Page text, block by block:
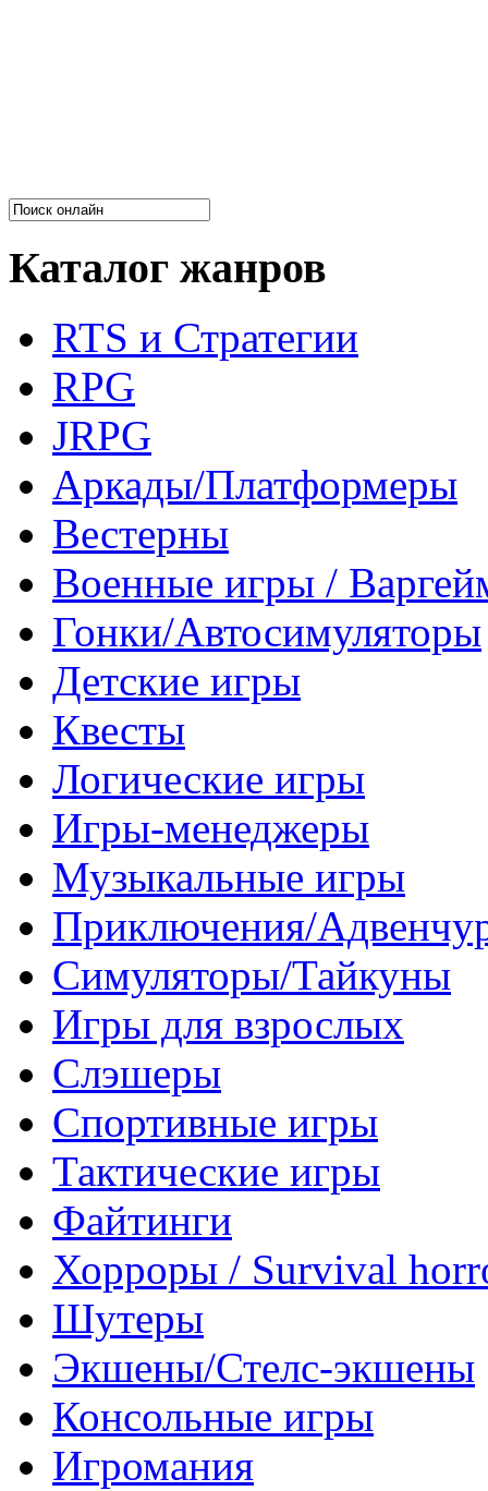
Каталог жанров
RTS и Стратегии
RPG
JRPG
Аркады/Платформеры
Вестерны
Военные игры /
Гонки/Автосимуляторы
Детские игры
Квесты
Логические игры
Игры-менеджеры
Музыкальные игры
Приключения/
Симуляторы/Тайкуны
Игры для взрослых
Слэшеры
Спортивные игры
Тактические игры
Файтинги
Хорроры / Survival
Шутеры
Экшены/Стелс-экшены
Консольные игры
Игромания